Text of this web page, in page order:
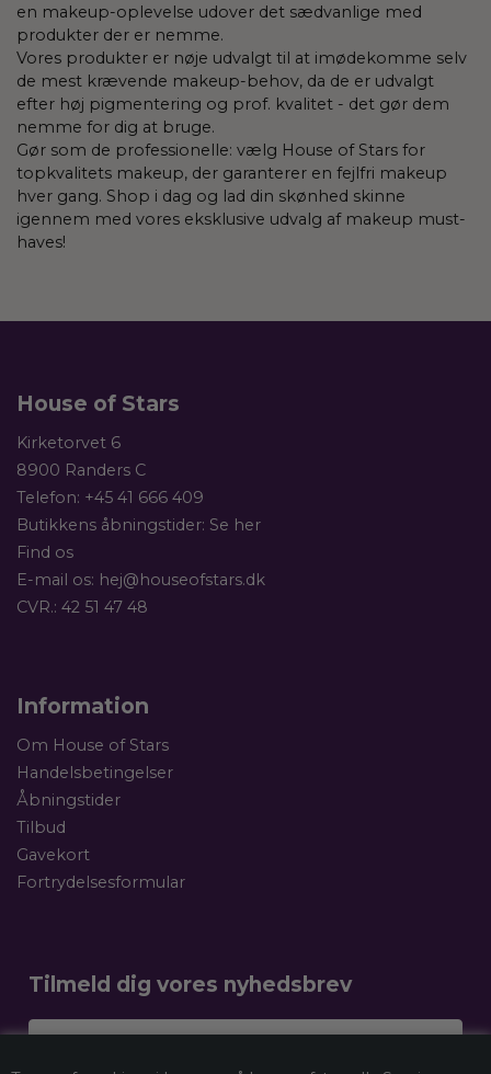
en makeup-oplevelse udover det sædvanlige med
produkter der er nemme.
Vores produkter er nøje udvalgt til at imødekomme selv
de mest krævende makeup-behov, da de er udvalgt
efter høj pigmentering og prof. kvalitet - det gør dem
nemme for dig at bruge.
Gør som de professionelle: vælg House of Stars for
topkvalitets makeup, der garanterer en fejlfri makeup
hver gang. Shop i dag og lad din skønhed skinne
igennem med vores eksklusive udvalg af makeup must-
haves!
House of Stars
Kirketorvet 6
8900 Randers C
Telefon: +45 41 666 409
Butikkens åbningstider: Se her
Find os
E-mail os: hej@houseofstars.dk
CVR.: 42 51 47 48
Information
Om House of Stars
Handelsbetingelser
Åbningstider
Tilbud
Gavekort
Fortrydelsesformular
Tilmeld dig vores nyhedsbrev
Dit navn